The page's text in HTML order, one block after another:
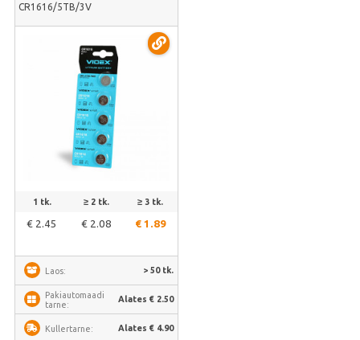
CR1616/5TB/3V
1 tk.
€ 2.45
≥ 2 tk.
€ 2.08
≥ 3 tk.
€ 1.89
Laos: > 50 tk.
Pakiautomaadi
tarne:
Alates € 2.50
Kullertarne: Alates € 4.90